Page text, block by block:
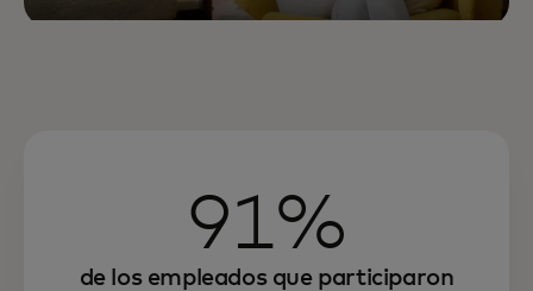
91%
de los empleados que participaron